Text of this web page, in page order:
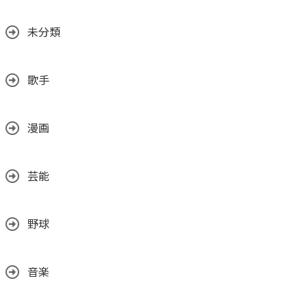
未分類
歌手
漫画
芸能
野球
音楽